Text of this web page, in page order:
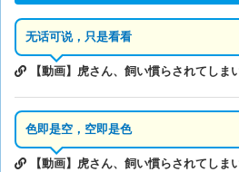
无话可说，只是看看
【動画】虎さん、飼い慣らされてしま
色即是空，空即是色
【動画】虎さん、飼い慣らされてしま